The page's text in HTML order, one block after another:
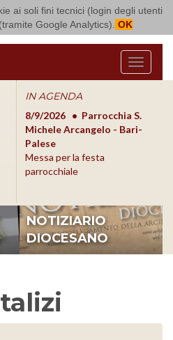
ai soli fini tecnici (login degli utenti
Google Analytics). OK
Bari Bitonto
Menu
IN AGENDA
8/9/2026
Parrocchia S.
Michele Arcangelo - Bari-
Palese
Messa per la festa
parrocchiale
NOTIZIARIO
DIOCESANO